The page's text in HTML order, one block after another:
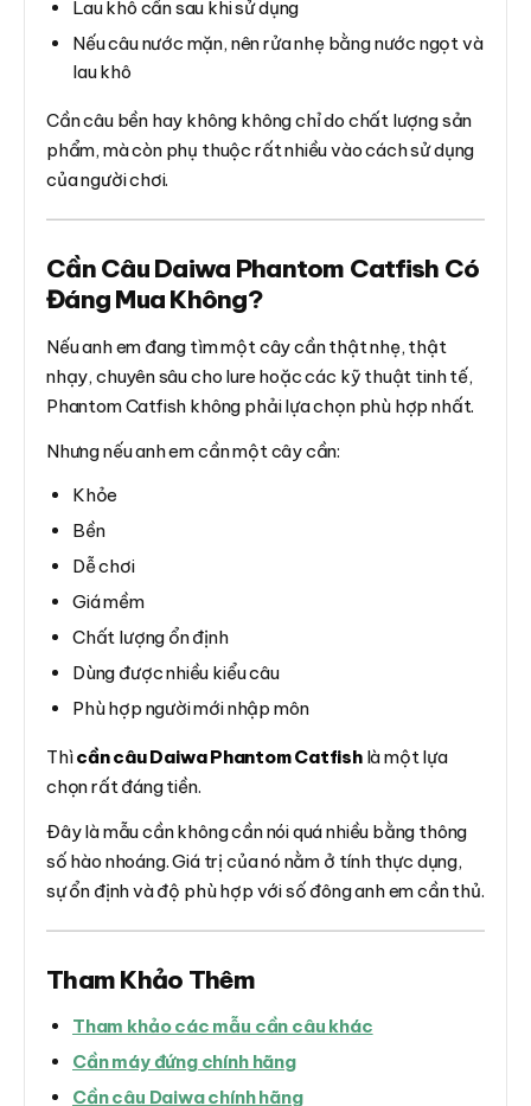
Lau khô cần sau khi sử dụng
Nếu câu nước mặn, nên rửa nhẹ bằng nước ngọt và
lau khô
Cần câu bền hay không không chỉ do chất lượng sản
phẩm, mà còn phụ thuộc rất nhiều vào cách sử dụng
của người chơi.
Cần Câu Daiwa Phantom Catfish Có
Đáng Mua Không?
Nếu anh em đang tìm một cây cần thật nhẹ, thật
nhạy, chuyên sâu cho lure hoặc các kỹ thuật tinh tế,
Phantom Catfish không phải lựa chọn phù hợp nhất.
Nhưng nếu anh em cần một cây cần:
Khỏe
Bền
Dễ chơi
Giá mềm
Chất lượng ổn định
Dùng được nhiều kiểu câu
Phù hợp người mới nhập môn
Thìcần câu Daiwa Phantom Catfishlà một lựa
chọn rất đáng tiền.
Đây là mẫu cần không cần nói quá nhiều bằng thông
số hào nhoáng. Giá trị của nó nằm ở tính thực dụng,
sự ổn định và độ phù hợp với số đông anh em cần thủ.
Tham Khảo Thêm
Tham khảo các mẫu cần câu khác
Cần máy đứng chính hãng
Cần câu Daiwa chính hãng